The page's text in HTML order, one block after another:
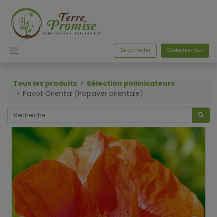
Se connecter Contactez-nous
Tous les produits
Sélection pollinisateurs
Pavot Oriental (Papaver orientale)